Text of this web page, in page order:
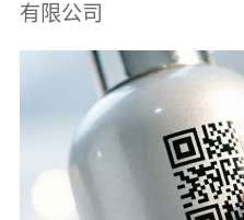
有限公司